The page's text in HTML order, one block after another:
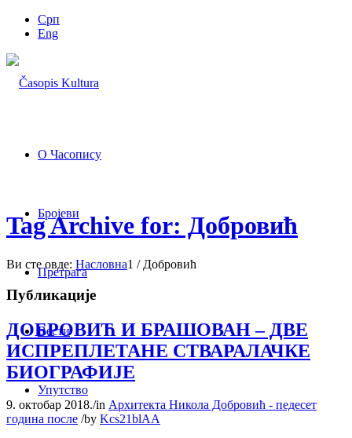
Срп
Eng
О Часопису
Бројеви
Претрага
Вести
Упутство
Tag Archive for: Добровић
Ви сте овде: Насловна1 / Добровић
Публикације
ДОБРОВИЋ И БРАШОВАН – ДВЕ
ИСПРЕПЛЕТАНЕ СТВАРАЛАЧКЕ
БИОГРАФИЈЕ
9. октобар 2018./in Архитекта Никола Добровић - педесет
година после /by Kcs21blAA